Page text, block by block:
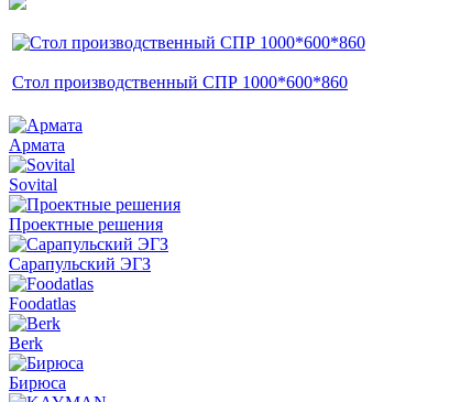
Стол производственный СПР 1000*600*860
Армата
Sovital
Проектные решения
Сарапульский ЭГЗ
Foodatlas
Berk
Бирюса